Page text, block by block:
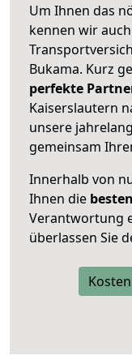
Um Ihnen das
kennen wir
Bukama. Kurz
perfekte
Kaiserslautern
unsere
gemeinsam
Innerhalb von
Ihnen die
Verantwortung
überlassen Sie